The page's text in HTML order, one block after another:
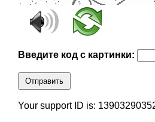
Введите код с картинки:
Отправить
Your support ID is: